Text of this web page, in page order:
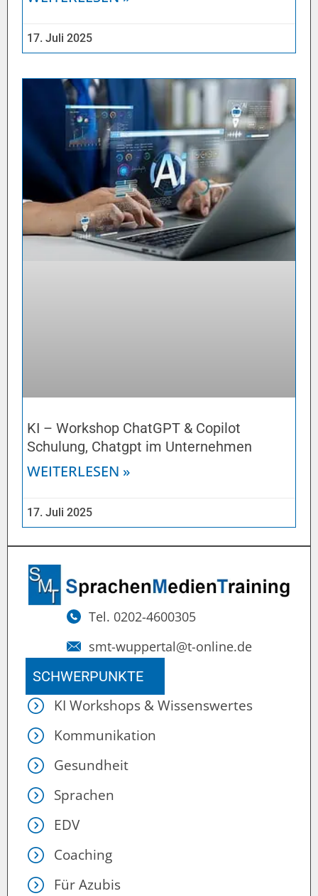
Tel. 0202-4600305
smt-wuppertal@t-online.de
SCHWERPUNKTE
KI Workshops & Wissenswertes
Kommunikation
Gesundheit
Sprachen
EDV
Coaching
Für Azubis
17. Juli 2025
KI – Workshop ChatGPT & Copilot
Schulung, Chatgpt im Unternehmen
WEITERLESEN »
17. Juli 2025